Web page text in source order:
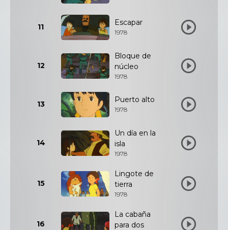
11 Escapar
1978
12
Bloque de
núcleo
1978
13 Puerto alto
1978
14
Un día en la
isla
1978
15
Lingote de
tierra
1978
16
La cabaña
para dos